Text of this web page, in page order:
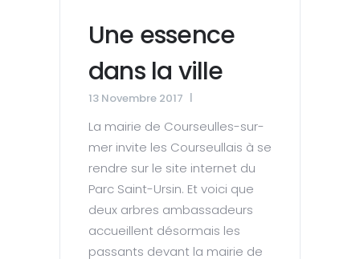
Une essence
dans la ville
13 Novembre 2017
La mairie de Courseulles-sur-
mer invite les Courseullais à se
rendre sur le site internet du
Parc Saint-Ursin. Et voici que
deux arbres ambassadeurs
accueillent désormais les
passants devant la mairie de